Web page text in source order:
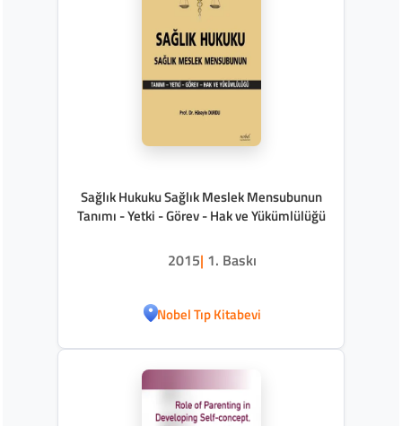
Sağlık Hukuku Sağlık Meslek Mensubunun
Tanımı - Yetki - Görev - Hak ve Yükümlülüğü
2015| 1. Baskı
Nobel Tıp Kitabevi